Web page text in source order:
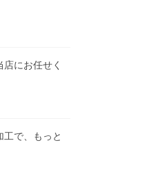
にお任せく
工で、もっと